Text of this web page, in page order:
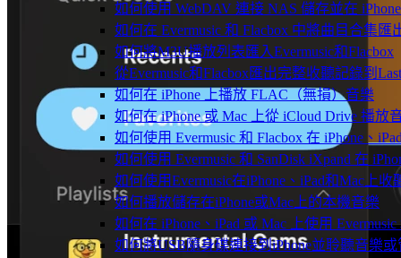
如何使用 WebDAV 連接 NAS 儲存並在
如何在 Evermusic 和 Flacbox 中將曲目合集
如何將M3U播放列表匯入Evermusic和Flacbox
從Evermusic和Flacbox匯出完整收聽記錄到
如何在 iPhone 上播放 FLAC（無損）音樂
如何在 iPhone 或 Mac 上從 iCloud Drive 播放
如何使用 Evermusic 和 Flacbox 在 iPhone、
如何使用 Evermusic 和 SanDisk iXpand 在
如何使用Evermusic在iPhone、iPad和Mac上收
如何播放儲存在iPhone或Mac上的本機音樂
如何在 iPhone、iPad 或 Mac 上使用
如何將USB隨身碟連接到iPhone並聆聽音樂